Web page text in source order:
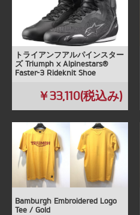
トライアンフアルパインスター
ズ Triumph x Alpinestars®
Faster-3 Rideknit Shoe
￥33,110(税込み)
Bamburgh Embroidered Logo
Tee / Gold